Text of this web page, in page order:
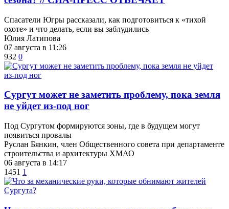
Спасатели Югры рассказали, как подготовиться к «тихой
охоте» и что делать, если вы заблудились
Юлия Латипова
07 августа в 11:26
932 0
Сургут может не заметить проблему, пока земля
не уйдет из-под ног
Под Сургутом формируются зоны, где в будущем могут
появиться провалы
Руслан Бянкин, член Общественного совета при департаменте
строительства и архитектуры ХМАО
06 августа в 14:17
1451 1